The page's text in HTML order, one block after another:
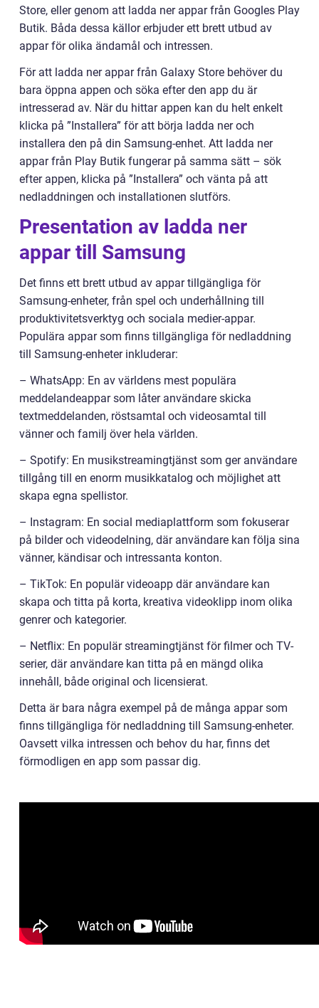
Store, eller genom att ladda ner appar från Googles Play
Butik. Båda dessa källor erbjuder ett brett utbud av
appar för olika ändamål och intressen.
För att ladda ner appar från Galaxy Store behöver du
bara öppna appen och söka efter den app du är
intresserad av. När du hittar appen kan du helt enkelt
klicka på ”Installera” för att börja ladda ner och
installera den på din Samsung-enhet. Att ladda ner
appar från Play Butik fungerar på samma sätt – sök
efter appen, klicka på ”Installera” och vänta på att
nedladdningen och installationen slutförs.
Presentation av ladda ner
appar till Samsung
Det finns ett brett utbud av appar tillgängliga för
Samsung-enheter, från spel och underhållning till
produktivitetsverktyg och sociala medier-appar.
Populära appar som finns tillgängliga för nedladdning
till Samsung-enheter inkluderar:
– WhatsApp: En av världens mest populära
meddelandeappar som låter användare skicka
textmeddelanden, röstsamtal och videosamtal till
vänner och familj över hela världen.
– Spotify: En musikstreamingtjänst som ger användare
tillgång till en enorm musikkatalog och möjlighet att
skapa egna spellistor.
– Instagram: En social mediaplattform som fokuserar
på bilder och videodelning, där användare kan följa sina
vänner, kändisar och intressanta konton.
– TikTok: En populär videoapp där användare kan
skapa och titta på korta, kreativa videoklipp inom olika
genrer och kategorier.
– Netflix: En populär streamingtjänst för filmer och TV-
serier, där användare kan titta på en mängd olika
innehåll, både original och licensierat.
Detta är bara några exempel på de många appar som
finns tillgängliga för nedladdning till Samsung-enheter.
Oavsett vilka intressen och behov du har, finns det
förmodligen en app som passar dig.